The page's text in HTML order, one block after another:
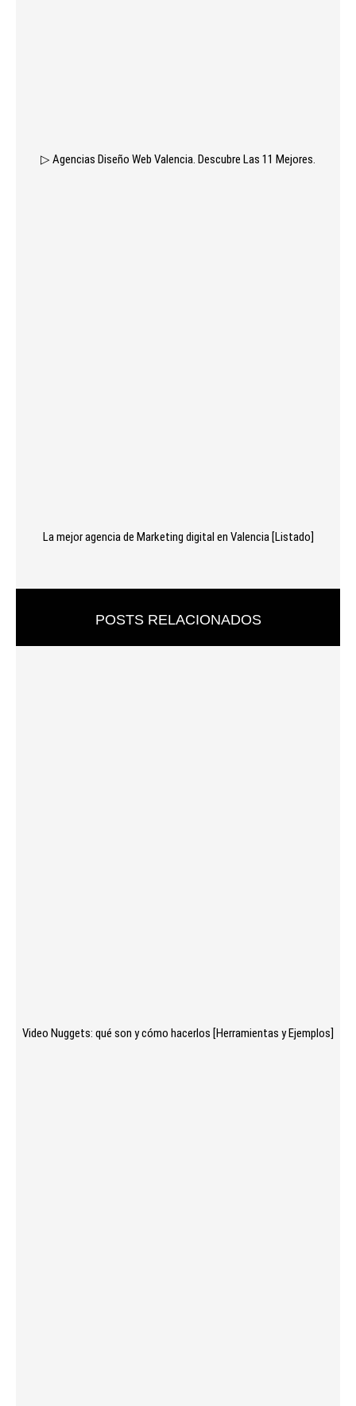
▷ Agencias Diseño Web Valencia. Descubre Las 11 Mejores.
La mejor agencia de Marketing digital en Valencia [Listado]
POSTS RELACIONADOS
Video Nuggets: qué son y cómo hacerlos [Herramientas y Ejemplos]